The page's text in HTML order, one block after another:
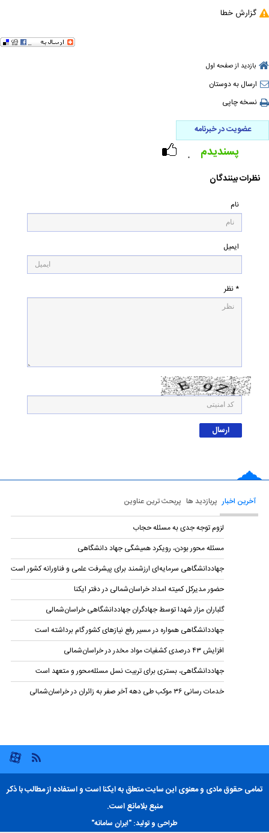
گزارش خطا
بازدید از صفحه اول
ارسال به دوستان
نسخه چاپی
عضویت در خبرنامه
۰ پسندیدم
نظرات بینندگان
نام
ایمیل
* نظر
آخرین اخبار پربازدید ها پربحث ترین عناوین
لزوم توجه جدی به مسئله حجاب
مسئله محور بودن، رویکرد همیشگی جهاد دانشگاهی
جهاددانشگاهی سرمایه‌ای ارزشمند برای پیشرفت علمی و فناورانه کشور است
حضور مدیرکل کمیته امداد خراسان‌شمالی در دفتر ایکنا
گلباران مزار شهدا توسط جهادگران جهاد‌دانشگاهی خراسان‌شمالی
جهاددانشگاهی همواره در مسیر رفع نیازهای کشور گام برداشته است
افزایش ۴۳ درصدی کشفیات مواد مخدر در خراسان‌شمالی
جهاددانشگاهی، بستری برای تربیت نسل مسئله‌محور و متعهد است
خدمات رسانی ۳۶ موکب طی دهه آخر صفر به زائران در خراسان‌شمالی
تمامی حقوق مادی و معنوی این سایت متعلق به ایکنا است و استفاده از مطالب با ذکر
منبع بلامانع است.
طراحی و تولید: "ایران سامانه"